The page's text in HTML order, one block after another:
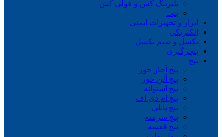
بلبرینگ کش و فولی کش
بیت
ابزار و تجهیزات ایمنی
الکتریکی
بکسل و سیم بکسل
پنچرگیری
پیچ
پیچ آچار خور
پیچ آلن خور
پیچ استوانه
پیچ ام دی اف
پیچ پانلی
پیچ سرمته
پیچ قفسه